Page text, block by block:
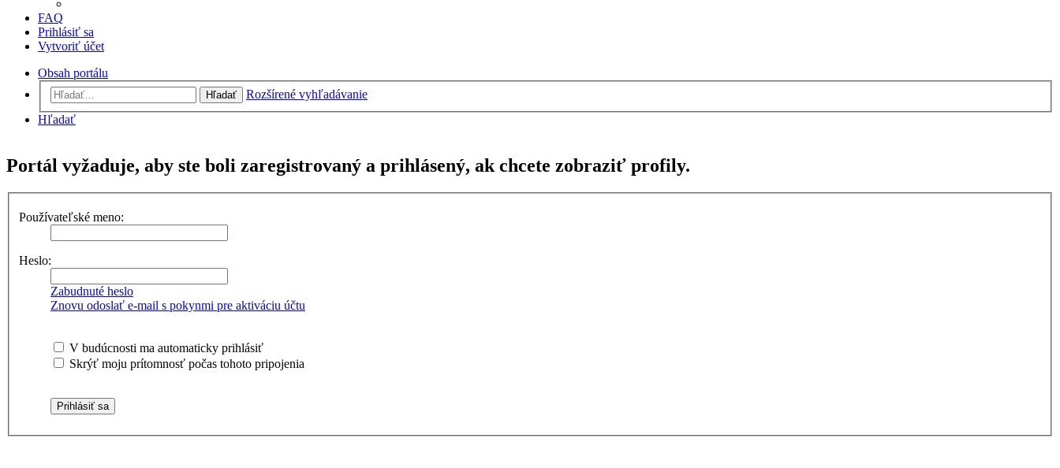
FAQ
Prihlásiť sa
Vytvoriť účet
Obsah portálu
Hľadať
Rozšírené vyhľadávanie
Hľadať
Portál vyžaduje, aby ste boli zaregistrovaný a prihlásený, ak chcete zobraziť profily.
Používateľské meno:
Heslo:
Zabudnuté heslo
Znovu odoslať e-mail s pokynmi pre aktiváciu účtu
V budúcnosti ma automaticky prihlásiť
Skrýť moju prítomnosť počas tohoto pripojenia